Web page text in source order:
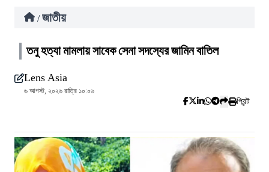
/ জাতীয়
তনু হত্যা মামলায় সাবেক সেনা সদস্যের জামিন বাতিল
Lens Asia
৬ আগস্ট, ২০২৬ রাত্রি ১০:০৬
প্রিন্ট